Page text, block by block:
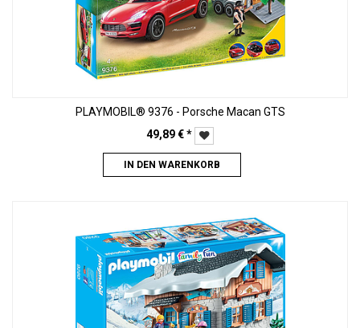
PLAYMOBIL® 9376 - Porsche Macan GTS
49,89€*
IN DEN WARENKORB